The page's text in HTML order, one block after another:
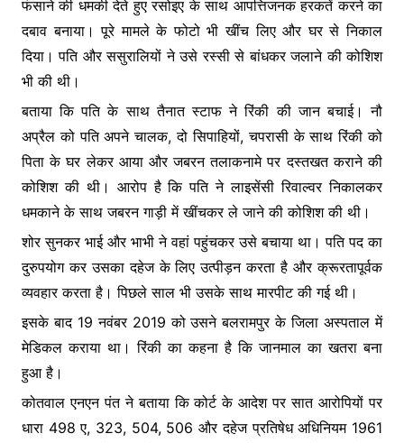
फंसाने की धमकी देते हुए रसोइए के साथ आपत्तिजनक हरकतें करने का
दबाव बनाया। पूरे मामले के फोटो भी खींच लिए और घर से निकाल
दिया। पति और ससुरालियों ने उसे रस्सी से बांधकर जलाने की कोशिश
भी की थी।
बताया कि पति के साथ तैनात स्टाफ ने रिंकी की जान बचाई। नौ
अप्रैल को पति अपने चालक, दो सिपाहियों, चपरासी के साथ रिंकी को
पिता के घर लेकर आया और जबरन तलाकनामे पर दस्तखत कराने की
कोशिश की थी। आरोप है कि पति ने लाइसेंसी रिवाल्वर निकालकर
धमकाने के साथ जबरन गाड़ी में खींचकर ले जाने की कोशिश की थी।
शोर सुनकर भाई और भाभी ने वहां पहुंचकर उसे बचाया था। पति पद का
दुरुपयोग कर उसका दहेज के लिए उत्पीड़न करता है और क्रूरतापूर्वक
व्यवहार करता है। पिछले साल भी उसके साथ मारपीट की गई थी।
इसके बाद 19 नवंबर 2019 को उसने बलरामपुर के जिला अस्पताल में
मेडिकल कराया था। रिंकी का कहना है कि जानमाल का खतरा बना
हुआ है।
कोतवाल एनएन पंत ने बताया कि कोर्ट के आदेश पर सात आरोपियों पर
धारा 498 ए, 323, 504, 506 और दहेज प्रतिषेध अधिनियम 1961